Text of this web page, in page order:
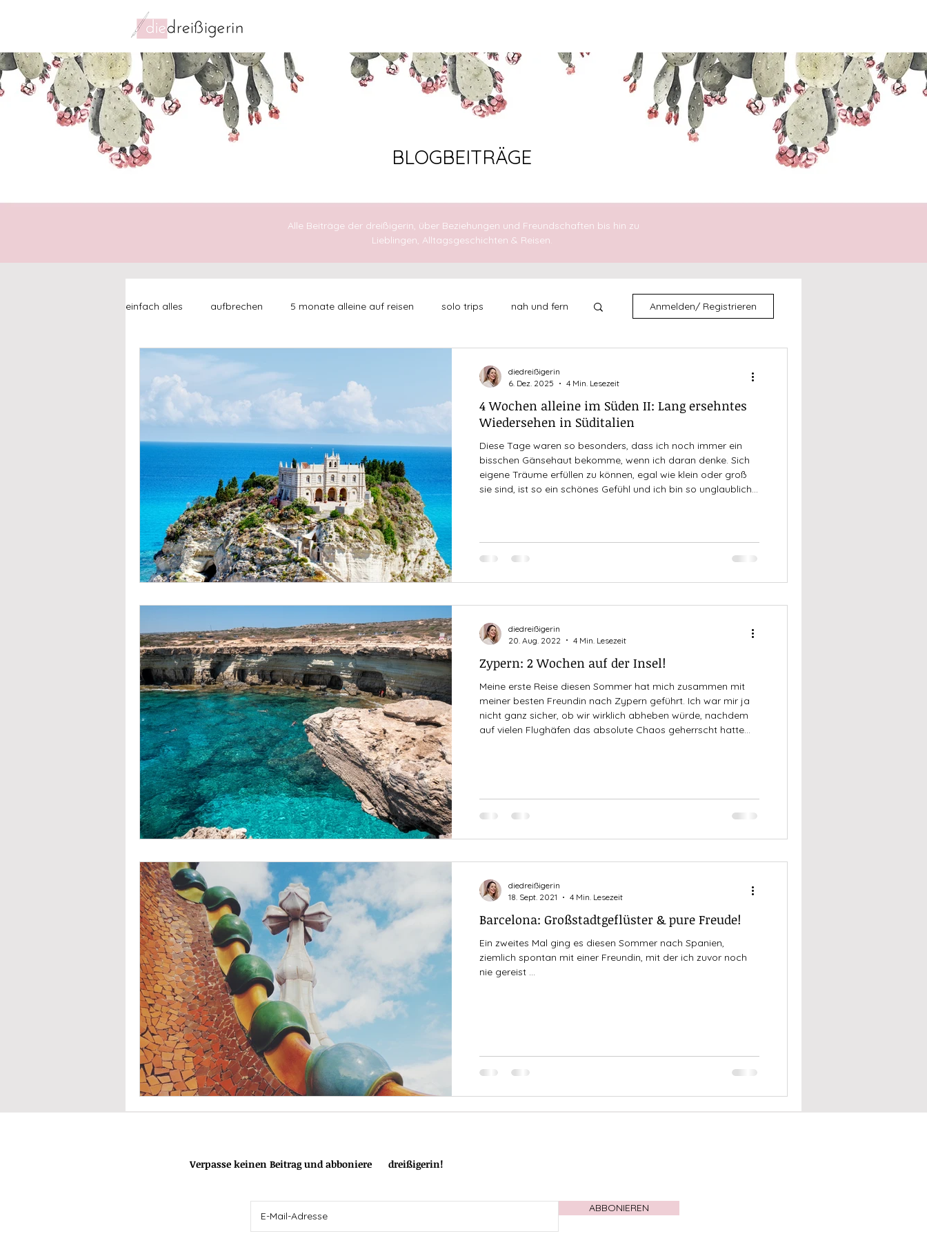
BLOGBEITRÄGE
Alle Beiträge der dreißigerin, über Beziehungen und Freundschaften bis hin zu
Lieblingen, Alltagsgeschichten & Reisen.
einfach alles aufbrechen 5 monate alleine auf reisen solo trips nah und fern
beziehungen
failing feminist singledasein entdecken then vs now
how to... jetzt & immer lieblinge
Anmelden/ Registrieren
4 Wochen alleine im Süden II: Lang ersehntes
Wiedersehen in Süditalien
Diese Tage waren so besonders, dass ich noch immer ein
bisschen Gänsehaut bekomme, wenn ich daran denke. Sich
eigene Träume erfüllen zu können, egal wie klein oder groß
sie sind, ist so ein schönes Gefühl und ich bin so unglaublich
diedreißigerin
6. Dez. 2025
4 Min. Lesezeit
Zypern: 2 Wochen auf der Insel!
Meine erste Reise diesen Sommer hat mich zusammen mit
meiner besten Freundin nach Zypern geführt. Ich war mir ja
nicht ganz sicher, ob wir wirklich abheben würde, nachdem
auf vielen Flughäfen das absolute Chaos geherrscht hatte
sondern war
diedreißigerin
20. Aug. 2022
4 Min. Lesezeit
Barcelona: Großstadtgeflüster & pure Freude!
Ein zweites Mal ging es diesen Sommer nach Spanien,
ziemlich spontan mit einer Freundin, mit der ich zuvor noch
nie gereist ...
diedreißigerin
18. Sept. 2021
4 Min. Lesezeit
Verpasse keinen Beitrag und abboniere dreißigerin!
ABBONIEREN